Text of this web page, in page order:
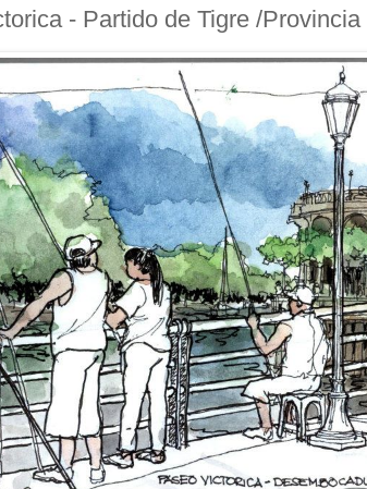
- Partido de Tigre /